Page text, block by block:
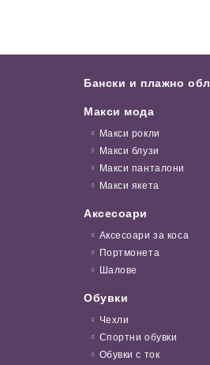
Бански и плажно
Макси мода
Макси рокли
Макси блузи
Макси панталони
Макси якета
Аксесоари
Аксесоари за коса
Портмонета
Шалове
Обувки
Чехли
Спортни обувки
Обувки с ток